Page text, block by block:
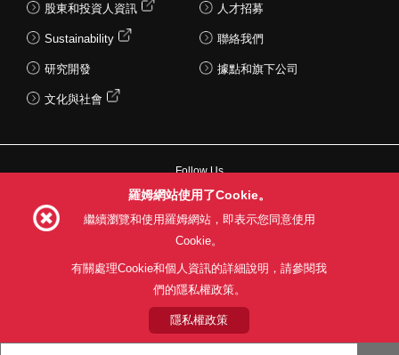
股東和投資人資訊
Sustainability
研究開發
文化與社會
人才招募
聯絡我們
據點和旗下公司
Follow Us
網站使用條款 利用目的 隱私權政策
網站地圖
關於本公司產品銷售之標準條款(PDF)
© 1997 - 2026 ROHM CO., LTD. ALL RIGHTS RESERVED.
羅姆網站使用了Cookie。
繼續瀏覽和使用羅姆網站，即表示您同意使用
Cookie。
有關處理Cookie和個人資訊的詳細說明，請參閱我
們的隱私權政策。
隱私權政策